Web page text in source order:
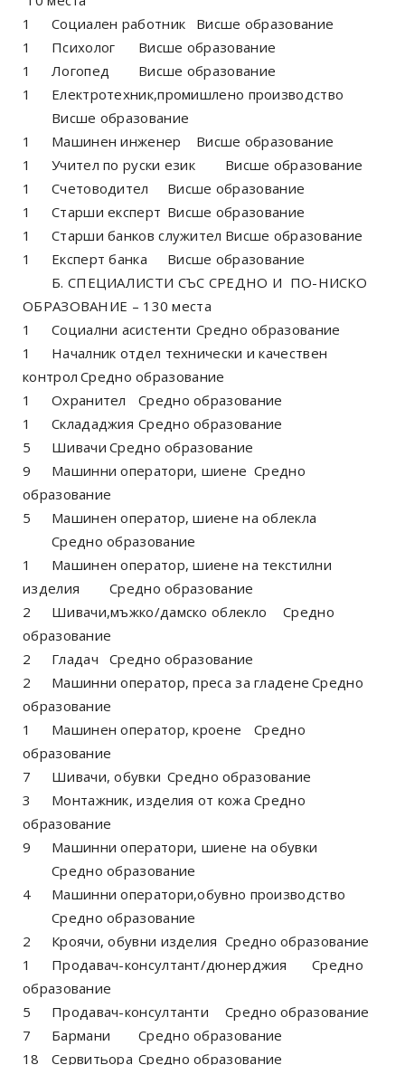
1
Социален работник
Висше образование
1
Психолог
Висше образование
1
Логопед
Висше образование
1
Електротехник,промишлено производство
Висше образование
1
Машинен инженер
Висше образование
1
Учител по руски език
Висше образование
1
Счетоводител
Висше образование
1
Старши експерт Висше образование
1
Старши банков служител Висше образование
1
Експерт банка
Висше образование
Б. СПЕЦИАЛИСТИ СЪС СРЕДНО И ПО-НИСКО
ОБРАЗОВАНИЕ – 130 места
1
Социални асистенти Средно образование
1
Началник отдел технически и качествен
контрол Средно образование
1
Охранител
Средно образование
1
Склададжия Средно образование
5
Шивачи Средно образование
9
Машинни оператори, шиене Средно
образование
5
Машинен оператор, шиене на облекла
Средно образование
1
Машинен оператор, шиене на текстилни
изделия
Средно образование
2
Шивачи,мъжко/дамско облекло
Средно
образование
2
Гладач
Средно образование
2
Машинни оператор, преса за гладене Средно
образование
1
Машинен оператор, кроене
Средно
образование
7
Шивачи, обувки Средно образование
3
Монтажник, изделия от кожа Средно
образование
9
Машинни оператори, шиене на обувки
Средно образование
4
Машинни оператори,обувно производство
Средно образование
2
Кроячи, обувни изделия Средно образование
1
Продавач-консултант/дюнерджия
Средно
образование
5
Продавач-консултанти
Средно образование
7
Бармани
Средно образование
18
Сервитьора Средно образование